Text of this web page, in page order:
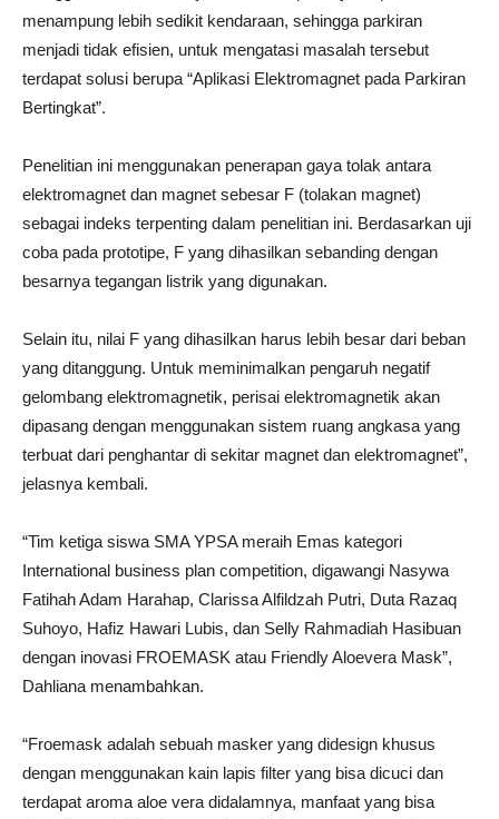
menampung lebih sedikit kendaraan, sehingga parkiran
menjadi tidak efisien, untuk mengatasi masalah tersebut
terdapat solusi berupa “Aplikasi Elektromagnet pada Parkiran
Bertingkat”.
Penelitian ini menggunakan penerapan gaya tolak antara
elektromagnet dan magnet sebesar F (tolakan magnet)
sebagai indeks terpenting dalam penelitian ini. Berdasarkan uji
coba pada prototipe, F yang dihasilkan sebanding dengan
besarnya tegangan listrik yang digunakan.
Selain itu, nilai F yang dihasilkan harus lebih besar dari beban
yang ditanggung. Untuk meminimalkan pengaruh negatif
gelombang elektromagnetik, perisai elektromagnetik akan
dipasang dengan menggunakan sistem ruang angkasa yang
terbuat dari penghantar di sekitar magnet dan elektromagnet”,
jelasnya kembali.
“Tim ketiga siswa SMA YPSA meraih Emas kategori
International business plan competition, digawangi Nasywa
Fatihah Adam Harahap, Clarissa Alfildzah Putri, Duta Razaq
Suhoyo, Hafiz Hawari Lubis, dan Selly Rahmadiah Hasibuan
dengan inovasi FROEMASK atau Friendly Aloevera Mask”,
Dahliana menambahkan.
“Froemask adalah sebuah masker yang didesign khusus
dengan menggunakan kain lapis filter yang bisa dicuci dan
terdapat aroma aloe vera didalamnya, manfaat yang bisa